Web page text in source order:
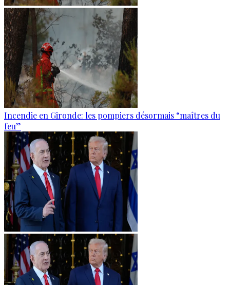
Incendie en Gironde: les pompiers désormais “maîtres du
feu”